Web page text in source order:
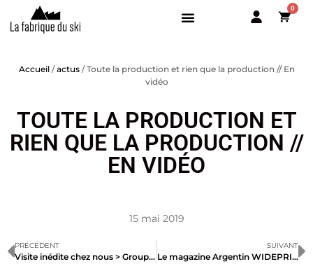
FREESKI
RANDO
LA FABRIQUE
0
FREESKI
RANDO
Accueil/actus/ Toute la production et rien que la production // En
vidéo
TOUTE LA PRODUCTION ET
RIEN QUE LA PRODUCTION //
EN VIDÉO
15 mai 2019
PRÉCÉDENT
Visite inédite chez nous > Groupe ALTITUDE : BMW Mini
SUIVANT
Le magazine Argentin WIDEPRINT parle de la Fabrique du ski :)